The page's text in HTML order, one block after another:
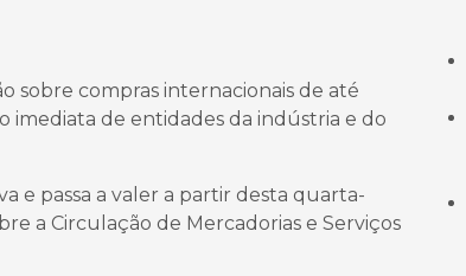
sobre compras internacionais de até
imediata de entidades da indústria e do
e passa a valer a partir desta quarta-
a Circulação de Mercadorias e Serviços